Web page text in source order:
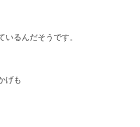
いるんだそうです。
げも